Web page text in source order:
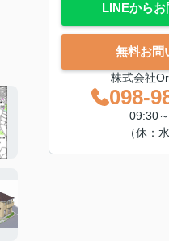
LINEから
無料お問
株式会社
098-
09:30
（休：